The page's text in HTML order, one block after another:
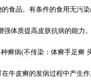
食品。有条件的食用无污染
体质提高皮肤抗病的能力。
癣病(不传染：体癣手足癣
牛皮癣的发病过程中产生作